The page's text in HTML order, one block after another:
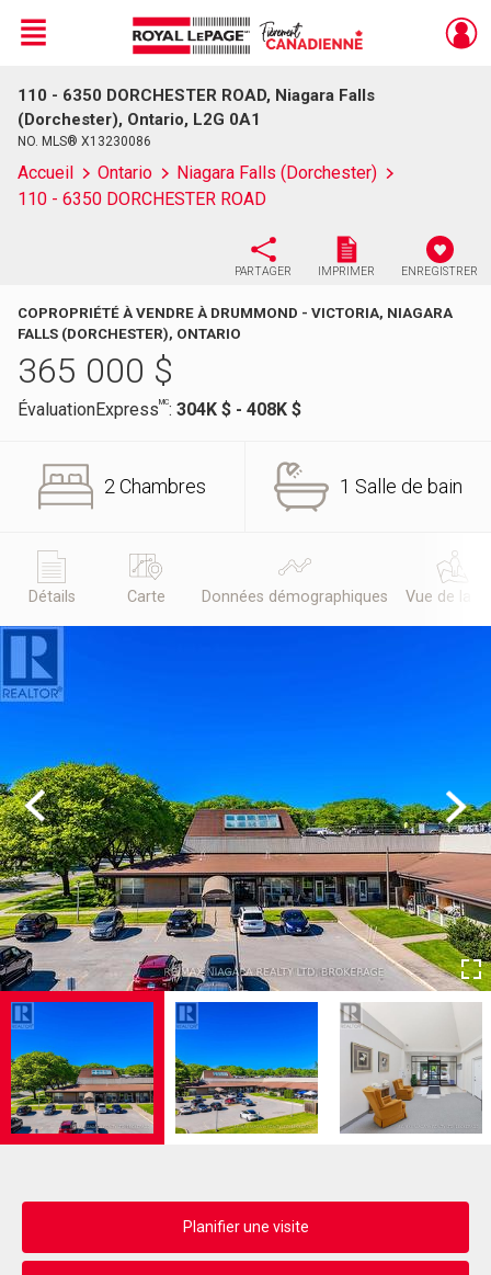
Live
En Direct
Menu
110 - 6350 DORCHESTER ROAD, Niagara Falls
(Dorchester), Ontario, L2G 0A1
NO. MLS® X13230086
Accueil Ontario
Niagara Falls (Dorchester)
110 - 6350 DORCHESTER ROAD
PARTAGER IMPRIMER ENREGISTRER
COPROPRIÉTÉ À VENDRE À DRUMMOND - VICTORIA, NIAGARA
FALLS (DORCHESTER), ONTARIO
365 000 $
ÉvaluationExpressMC: 304K $ - 408K $
2 Chambres 1 Salle de bain
Détails Carte Données démographiques Vue de la
Previous Next
Planifier une visite